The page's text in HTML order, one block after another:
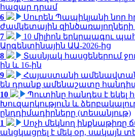
հազար դրամ
6
Սուրեն Պապիկյանի նոր
ժամկետային զինծառայողների
7
10 միլիոն երկրպագու
Արգենտինային ԱԱ-2026-ից
8
Տասնյակ հասցեներում
ին և 16-ին
9
Հայաստանի
են դրանք ամենաշատը
10
Պուտինը հանդես է եկել
Խուզարկություն և
ընդդիմադիրները (տեսանյութ)
1
Սոչի մեկնող
անցկացրել է մեկ օր, սակայն